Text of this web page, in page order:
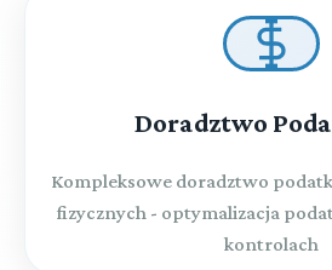
Doradztwo
Kompleksowe doradztwo
fizycznych - optymalizacja
kontrolach